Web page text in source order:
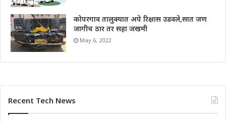
कोपरगाव तालुक्यात अपे रिक्षास उडवले,सात जण
जागीच ठार तर सहा जखमी
May 6, 2022
Recent Tech News